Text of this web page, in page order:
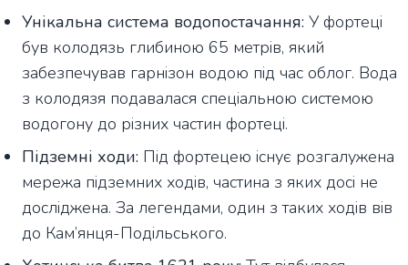
Унікальна система водопостачання: У фортеці
був колодязь глибиною 65 метрів, який
забезпечував гарнізон водою під час облог. Вода
з колодязя подавалася спеціальною системою
водогону до різних частин фортеці.
Підземні ходи: Під фортецею існує розгалужена
мережа підземних ходів, частина з яких досі не
досліджена. За легендами, один з таких ходів вів
до Кам’янця-Подільського.